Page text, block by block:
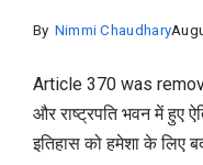
By Nimmi Chaudhary
Article 370 was
और राष्ट्रपति भवन में हुए
इतिहास को हमेशा के लिए